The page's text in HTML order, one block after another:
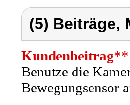
(5) Beiträge,
Kundenbeitrag**
Benutze die
Bewegungsensor